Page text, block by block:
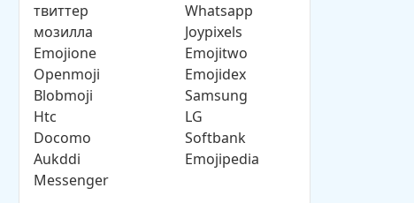
твиттер
Whatsapp
мозилла
Joypixels
Emojione
Emojitwo
Openmoji
Emojidex
Blobmoji
Samsung
Htc
LG
Docomo
Softbank
Aukddi
Emojipedia
Messenger